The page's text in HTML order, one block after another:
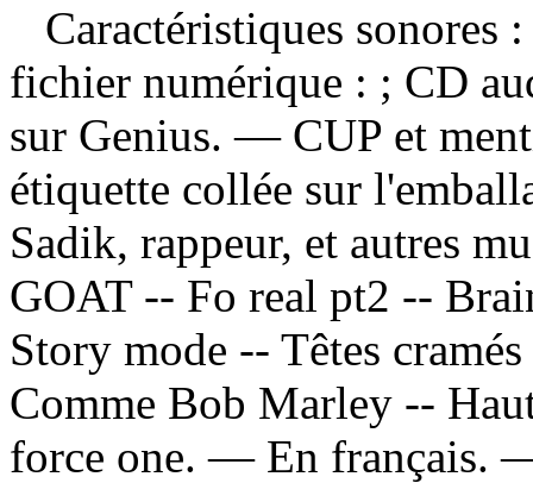
Caractéristiques sonores
fichier numérique : ; CD
sur Genius. — CUP et
étiquette collée sur
Sadik, rappeur, et autres
GOAT -- Fo real pt2 --
Story mode -- Têtes
Comme Bob Marley --
force one. — En français.